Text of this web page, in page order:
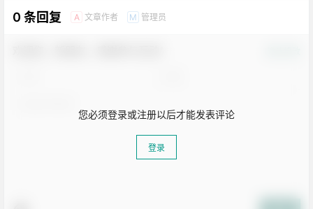
0 条回复 A 文章作者 M 管理员
您必须登录或注册以后才能发表评论
登录